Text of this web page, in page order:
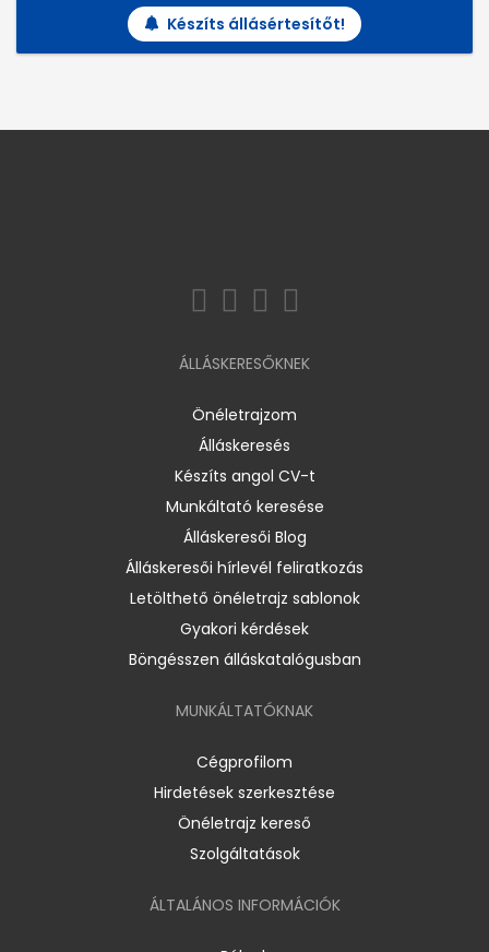
Készíts állásértesítőt!
ÁLLÁSKERESŐKNEK
Önéletrajzom
Álláskeresés
Készíts angol CV-t
Munkáltató keresése
Álláskeresői Blog
Álláskeresői hírlevél feliratkozás
Letölthető önéletrajz sablonok
Gyakori kérdések
Böngésszen álláskatalógusban
MUNKÁLTATÓKNAK
Cégprofilom
Hirdetések szerkesztése
Önéletrajz kereső
Szolgáltatások
ÁLTALÁNOS INFORMÁCIÓK